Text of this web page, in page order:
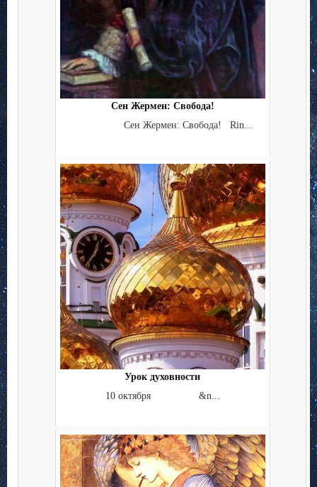
Сен Жермен: Свобода!
Сен Жермен: Свобода! Rin...
Урок духовности
10 октября &n...